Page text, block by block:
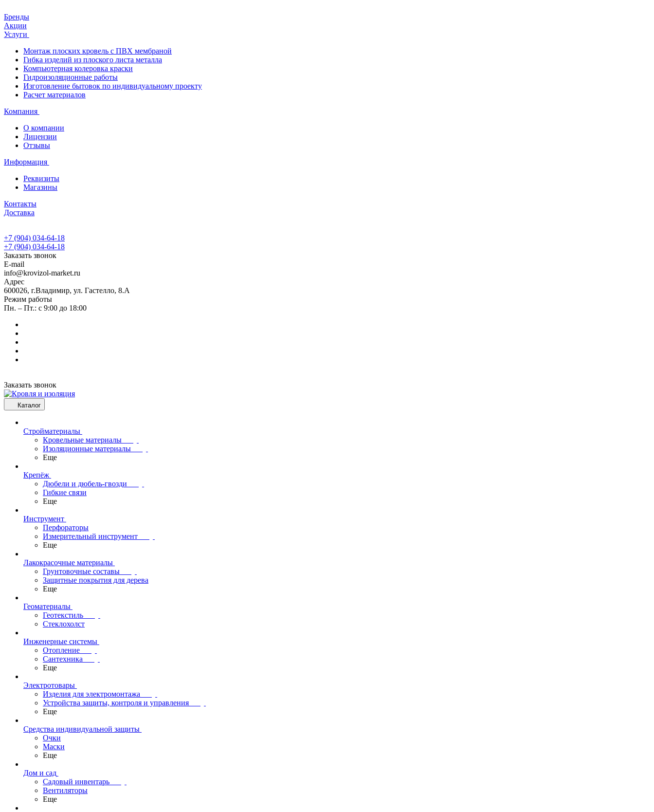
Бренды
Акции
Услуги
Монтаж плоских кровель с ПВХ мембраной
Гибка изделий из плоского листа металла
Компьютерная колеровка краски
Гидроизоляционные работы
Изготовление бытовок по индивидуальному проекту
Расчет материалов
Компания
О компании
Лицензии
Отзывы
Информация
Реквизиты
Магазины
Контакты
Доставка
+7 (904) 034-64-18
+7 (904) 034-64-18
Заказать звонок
E-mail
info@krovizol-market.ru
Адрес
600026, г.Владимир, ул. Гастелло, 8.А
Режим работы
Пн. – Пт.: с 9:00 до 18:00
Заказать звонок
Каталог
Стройматериалы
Кровельные материалы
Изоляционные материалы
Еще
Крепёж
Дюбели и дюбель-гвозди
Гибкие связи
Еще
Инструмент
Перфораторы
Измерительный инструмент
Еще
Лакокрасочные материалы
Грунтовочные составы
Защитные покрытия для дерева
Еще
Геоматериалы
Геотекстиль
Стеклохолст
Инженерные системы
Отопление
Сантехника
Еще
Электротовары
Изделия для электромонтажа
Устройства защиты, контроля и управления
Еще
Средства индивидуальной защиты
Очки
Маски
Еще
Дом и сад
Садовый инвентарь
Вентиляторы
Еще